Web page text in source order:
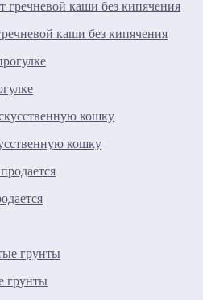
каши без кипячения
кошку
грунты